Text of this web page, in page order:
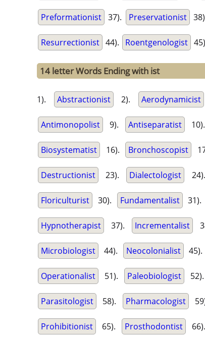
Preformationist 37). Preservationist
Resurrectionist 44). Roentgenologist
14 letter Words Ending with ist
1). Abstractionist 2). Aerodynamicist
Antimonopolist 9). Antiseparatist 10).
Biosystematist 16). Bronchoscopist
Destructionist 23). Dialectologist
Floriculturist 30). Fundamentalist 31).
Hypnotherapist 37). Incrementalist
Microbiologist 44). Neocolonialist 45).
Operationalist 51). Paleobiologist 52).
Parasitologist 58). Pharmacologist
Prohibitionist 65). Prosthodontist 66).